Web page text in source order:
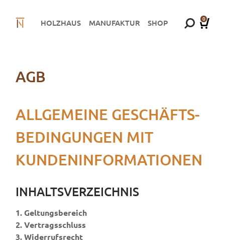
HOLZHAUS MANUFAKTUR SHOP 0
AGB
ALLGEMEINE GESCHÄFTS­
BE­DINGUN­GEN MIT
KUNDEN­INFOR­MA­TIONEN
INHALTS­VERZEICHNIS
1. Geltungsbereich
2. Vertragsschluss
3. Widerrufsrecht